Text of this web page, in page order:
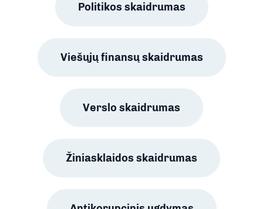
Politikos skaidrumas
Viešųjų finansų skaidrumas
Verslo skaidrumas
Žiniasklaidos skaidrumas